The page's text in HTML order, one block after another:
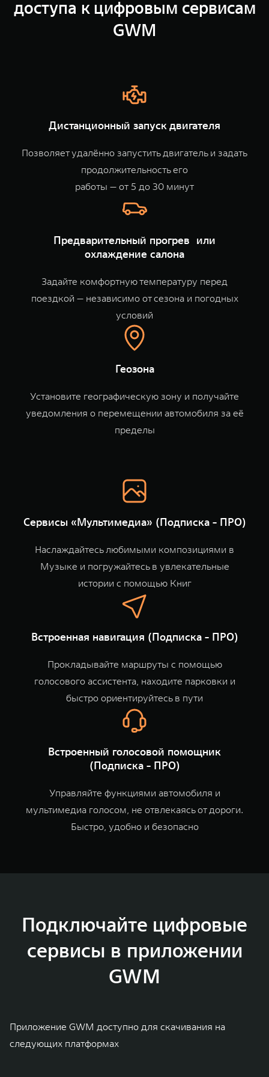
WEY 07
Расширяя границы комфорта
от 6 149 000 ₽
WEY 05
Эстетика нового времени
от 5 699 000 ₽
WEY 80
Масштаб возможностей
от 6 449 000 ₽
WEY 80 Лаундж
Масштаб возможностей
от 8 099 000 ₽
TANK Финансы
Корпоративным клиентам
TANK Страхование
Сервис
Специальные предложения
Подписки
доступа к цифровым сервисам
GWM
Дистанционный запуск двигателя
Позволяет удалённо запустить двигатель и задать
продолжительность его
работы — от 5 до 30 минут
Предварительный прогрев или
охлаждение салона
Задайте комфортную температуру перед
поездкой — независимо от сезона и погодных
условий
Геозона
Установите географическую зону и получайте
уведомления о перемещении автомобиля за её
пределы
Сервисы «Мультимедиа» (Подписка - ПРО)
Наслаждайтесь любимыми композициями в
Музыке и погружайтесь в увлекательные
истории с помощью Книг
Встроенная навигация (Подписка - ПРО)
Прокладывайте маршруты с помощью
голосового ассистента, находите парковки и
быстро ориентируйтесь в пути
Встроенный голосовой помощник
(Подписка - ПРО)
Управляйте функциями автомобиля и
мультимедиа голосом, не отвлекаясь от дороги.
Быстро, удобно и безопасно
Подключайте цифровые
сервисы в приложении
GWM
Приложение GWM доступно для скачивания на
следующих платформах